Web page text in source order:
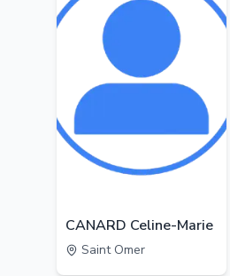
CANARD Celine-Marie
Saint Omer